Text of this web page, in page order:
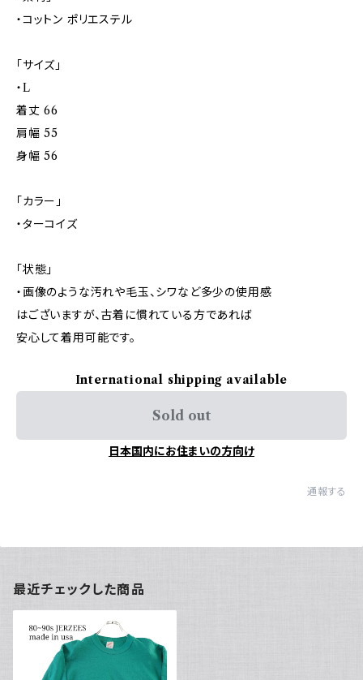
・コットン ポリエステル
「サイズ」
・L
着丈 66
肩幅 55
身幅 56
「カラー」
・ターコイズ
「状態」
・画像のような汚れや毛玉、シワなど多少の使用感
はございますが、古着に慣れている方であれば
安心して着用可能です。
International shipping available
Sold out
日本国内にお住まいの方向け
通報する
最近チェックした商品